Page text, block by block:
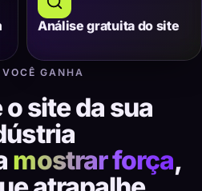
Análise gratuita do site
GANHA
site da sua
mostrar força,